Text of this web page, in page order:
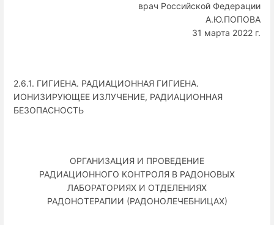
врач Российской Федерации
А.Ю.ПОПОВА
31 марта 2022 г.
2.6.1. ГИГИЕНА. РАДИАЦИОННАЯ ГИГИЕНА.
ИОНИЗИРУЮЩЕЕ ИЗЛУЧЕНИЕ, РАДИАЦИОННАЯ
БЕЗОПАСНОСТЬ
ОРГАНИЗАЦИЯ И ПРОВЕДЕНИЕ
РАДИАЦИОННОГО КОНТРОЛЯ В РАДОНОВЫХ
ЛАБОРАТОРИЯХ И ОТДЕЛЕНИЯХ
РАДОНОТЕРАПИИ (РАДОНОЛЕЧЕБНИЦАХ)